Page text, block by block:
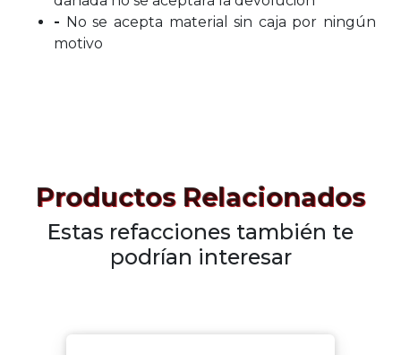
- No se acepta material sin caja por ningún
motivo
Productos Relacionados
Estas refacciones también te
podrían interesar